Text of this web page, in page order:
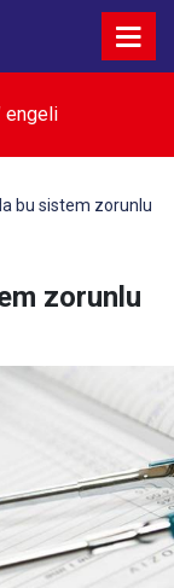
bir adım”
bu sistem zorunlu
zorunlu